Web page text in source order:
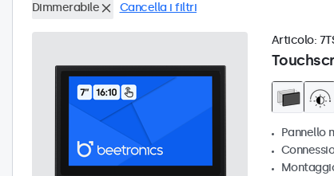
Dimmerabile Cancella i filtri
Articolo:
Pannello